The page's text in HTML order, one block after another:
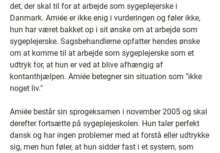
det, der skal til for at arbejde som sygeplejerske i
Danmark. Amiée er ikke enig i vurderingen og føler ikke,
hun har været bakket op i sit ønske om at arbejde som
sygeplejerske. Sagsbehandlerne opfatter hendes ønske
om at komme til at arbejde som sygeplejerske som et
udtryk for, at hun er ved at blive afhængig af
kontanthjælpen. Amiée betegner sin situation som "ikke
noget liv."
Amiée består sin sprogeksamen i november 2005 og skal
derefter fortsætte på sygeplejeskolen. Hun taler perfekt
dansk og har ingen problemer med at forstå eller udtrykke
sig, men hun føler, at hun sidder fast i et system, som